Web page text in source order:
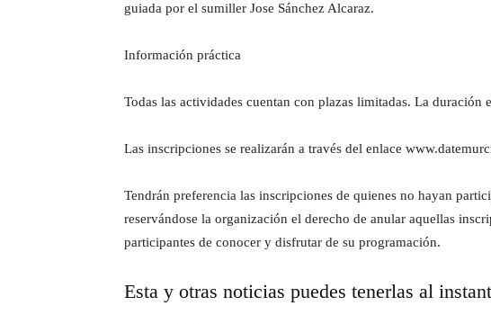
guiada por el sumiller Jose Sánchez Alcaraz.
Información práctica
Todas las actividades cuentan con plazas limitadas. La duración
Las inscripciones se realizarán a través del enlace
Tendrán preferencia las inscripciones de quienes no hayan
reservándose la organización el derecho de anular aquellas
participantes de conocer y disfrutar de su programación.
Esta y otras noticias puedes tenerlas al